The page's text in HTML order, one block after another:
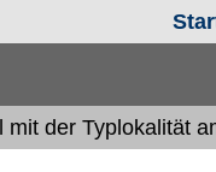
mit der Typlokalität